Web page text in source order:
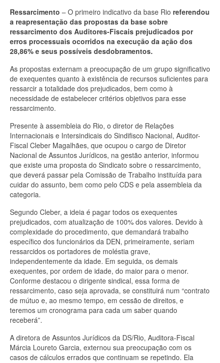
Ressarcimento – O primeiro indicativo da base Rio referendou
a reapresentação das propostas da base sobre
ressarcimento dos Auditores-Fiscais prejudicados por
erros processuais ocorridos na execução da ação dos
28,86% e seus possíveis desdobramentos.
As propostas externam a preocupação de um grupo significativo
de exequentes quanto à existência de recursos suficientes para
ressarcir a totalidade dos prejudicados, bem como à
necessidade de estabelecer critérios objetivos para esse
ressarcimento.
Presente à assembleia do Rio, o diretor de Relações
Internacionais e Intersindicais do Sindifisco Nacional, Auditor-
Fiscal Cleber Magalhães, que ocupou o cargo de Diretor
Nacional de Assuntos Jurídicos, na gestão anterior, informou
que existe uma proposta do Sindicato sobre o ressarcimento,
que deverá passar pela Comissão de Trabalho instituída para
cuidar do assunto, bem como pelo CDS e pela assembleia da
categoria.
Segundo Cleber, a ideia é pagar todos os exequentes
prejudicados, com atualização de 100% dos valores. Devido à
complexidade do procedimento, que demandará trabalho
específico dos funcionários da DEN, primeiramente, seriam
ressarcidos os portadores de moléstia grave,
independentemente da idade. Em seguida, os demais
exequentes, por ordem de idade, do maior para o menor.
Conforme destacou o dirigente sindical, essa forma de
ressarcimento, caso seja aprovada, se constituirá num “contrato
de mútuo e, ao mesmo tempo, em cessão de direitos, e
teremos um cronograma para cada um saber quando
receberá”.
A diretora de Assuntos Jurídicos da DS/Rio, Auditora-Fiscal
Márcia Loureto Garcia, externou sua preocupação com os
casos de cálculos errados que continuam se repetindo. Ela